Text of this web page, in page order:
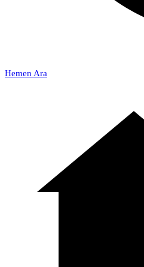
Hemen Ara